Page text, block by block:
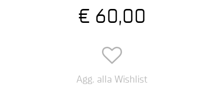
€ 60,00
Agg. alla Wishlist